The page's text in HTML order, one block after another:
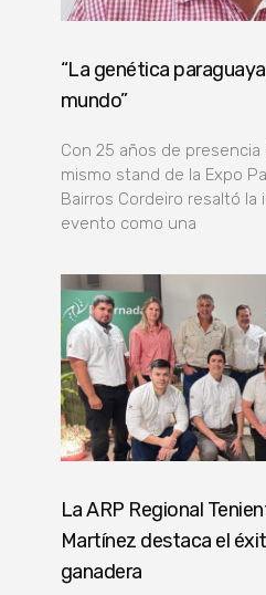
“La genética
mundo”
Con 25 años de
mismo stand de la Expo
Bairros Cordeiro resaltó
evento como una
La ARP Regional
Martínez destaca el
ganadera